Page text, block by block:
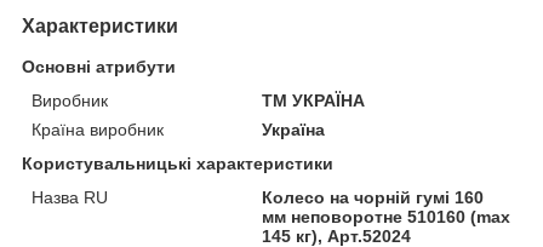
Характеристики
Основні атрибути
Виробник
ТМ УКРАЇНА
Країна виробник
Україна
Користувальницькі характеристики
Назва RU
Колесо на чорній гумі 160
мм неповоротне 510160 (max
145 кг), Арт.52024